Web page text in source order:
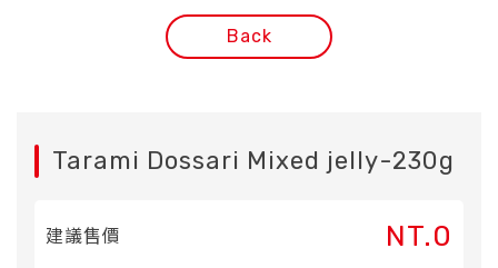
Back
Tarami Dossari Mixed jelly-230g
建議售價 NT.0